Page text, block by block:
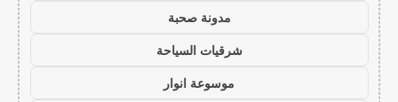
مدونة صحبة
شرقيات السياحة
موسوعة انوار